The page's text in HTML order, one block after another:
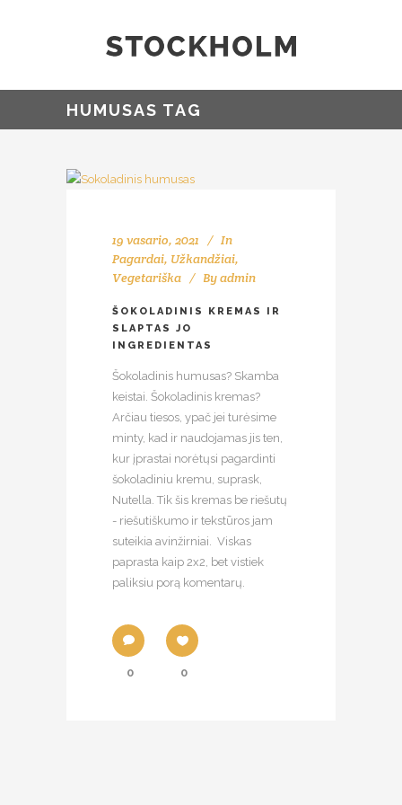
HUMUSAS TAG
19 vasario, 2021
In
Pagardai, Užkandžiai,
Vegetariška
Byadmin
ŠOKOLADINIS KREMAS IR
SLAPTAS JO
INGREDIENTAS
Šokoladinis humusas? Skamba
keistai. Šokoladinis kremas?
Arčiau tiesos, ypač jei turėsime
minty, kad ir naudojamas jis ten,
kur įprastai norėtųsi pagardinti
šokoladiniu kremu, suprask,
Nutella. Tik šis kremas be riešutų
- riešutiškumo ir tekstūros jam
suteikia avinžirniai. Viskas
paprasta kaip 2x2, bet vistiek
paliksiu porą komentarų.
0 0